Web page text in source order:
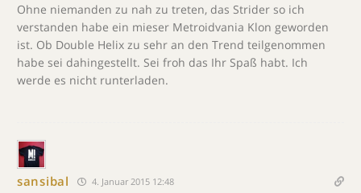
Ohne niemanden zu nah zu treten, das Strider so ich
verstanden habe ein mieser Metroidvania Klon geworden
ist. Ob Double Helix zu sehr an den Trend teilgenommen
habe sei dahingestellt. Sei froh das Ihr Spaß habt. Ich
werde es nicht runterladen.
sansibal 4. Januar 2015 12:48